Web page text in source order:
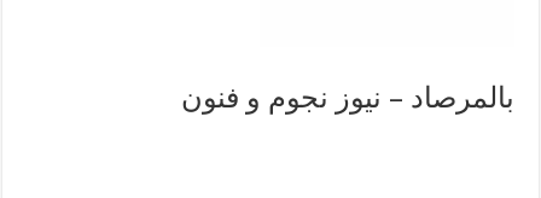
بالمرصاد – نيوز نجوم و فنون